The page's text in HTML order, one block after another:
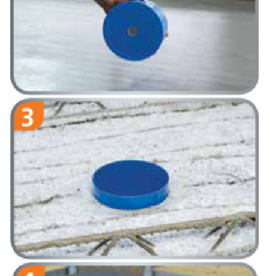
Wylewanie betonu; Półprodukt jest gotowy.